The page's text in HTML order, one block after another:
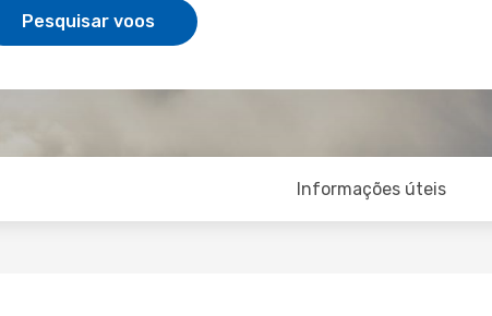
Pesquisar voos
Informações úteis